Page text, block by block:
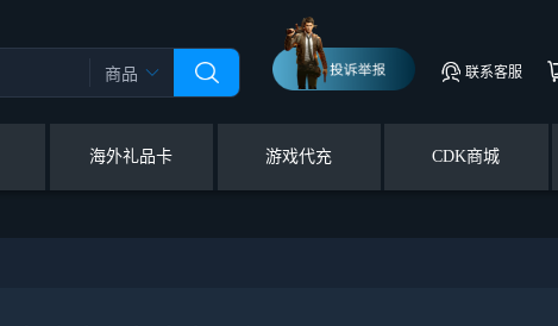
商品 联系客服
海外礼品卡 游戏代充 CDK商城